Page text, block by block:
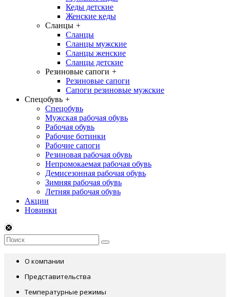
Кеды детские
Женские кеды
Сланцы +
Сланцы
Сланцы мужские
Сланцы женские
Сланцы детские
Резиновые сапоги +
Резиновые сапоги
Сапоги резиновые мужские
Спецобувь +
Спецобувь
Мужская рабочая обувь
Рабочая обувь
Рабочие ботинки
Рабочие сапоги
Резиновая рабочая обувь
Непромокаемая рабочая обувь
Демисезонная рабочая обувь
Зимняя рабочая обувь
Летняя рабочая обувь
Акции
Новинки
О компании
Представительства
Температурные режимы